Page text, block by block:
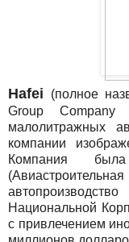
Hafei
(полное
Group Company
малолитражных
компании
Компания
Национальной
с привлечением